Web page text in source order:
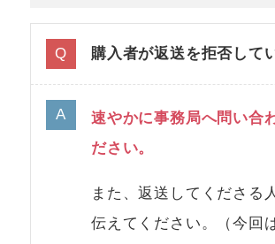
購入者が返送を拒否して
速やかに事務局へ問い合
ださい。
また、返送してくださる
伝えてください。（今回